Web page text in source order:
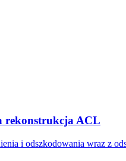
rekonstrukcja ACL
i odszkodowania wraz z